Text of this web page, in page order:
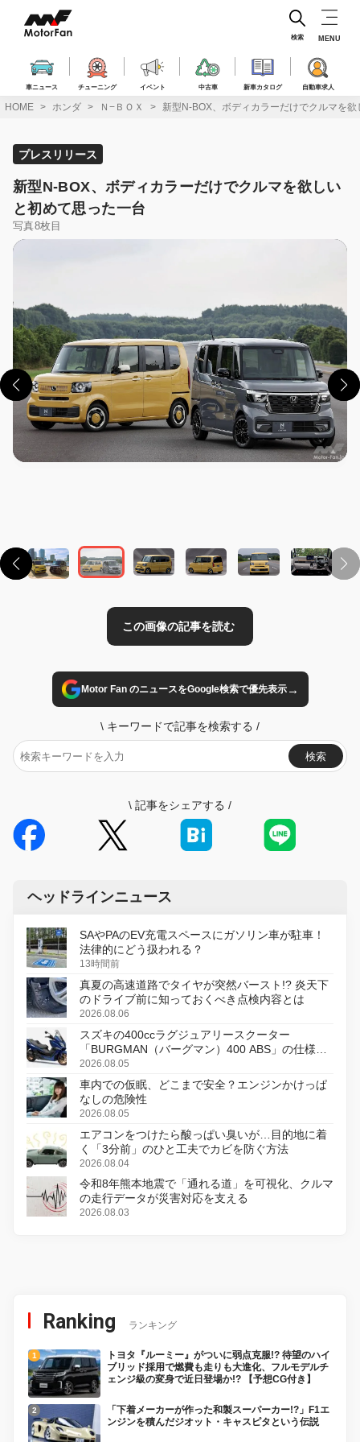
ス
車ニュース チューニング イベント 中古車 新車カタログ 自動車求人
検索 MENU
HOME ホンダ Ｎ−ＢＯＸ 新型N-BOX、ボディカラーだけでクルマを
プレスリリース
新型N-BOX、ボディカラーだけでクルマを欲しい
と初めて思った一台
写真8枚目
Motor Fan のニュースをGoogle検索で優先表示→
\ キーワードで記事を検索する /
検索
\ 記事をシェアする /
ヘッドラインニュース
SAやPAのEV充電スペースにガソリン車が駐車！
法律的にどう扱われる？
13時間前
真夏の高速道路でタイヤが突然バースト!? 炎天下
のドライブ前に知っておくべき点検内容とは
2026.08.06
スズキの400ccラグジュアリースクーター
「BURGMAN（バーグマン）400 ABS」の仕様を
変更し、8月18日に発売
2026.08.05
車内での仮眠、どこまで安全？エンジンかけっぱ
なしの危険性
2026.08.05
エアコンをつけたら酸っぱい臭いが…目的地に着
く「3分前」のひと工夫でカビを防ぐ方法
2026.08.04
令和8年熊本地震で「通れる道」を可視化、クルマ
の走行データが災害対応を支える
2026.08.03
Ranking ランキング
トヨタ『ルーミー』がついに弱点克服!? 待望のハイ
ブリッド採用で燃費も走りも大進化、フルモデルチ
ェンジ級の変身で近日登場か!? 【予想CG付き】
「下着メーカーが作った和製スーパーカー!?」F1エ
ンジンを積んだジオット・キャスピタという伝説